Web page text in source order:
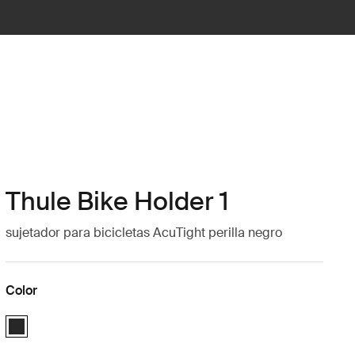
Thule Bike Holder 1
sujetador para bicicletas AcuTight perilla negro
Color
Thule Bike Holder 1 with AcuTight Knob Antracita (selected)